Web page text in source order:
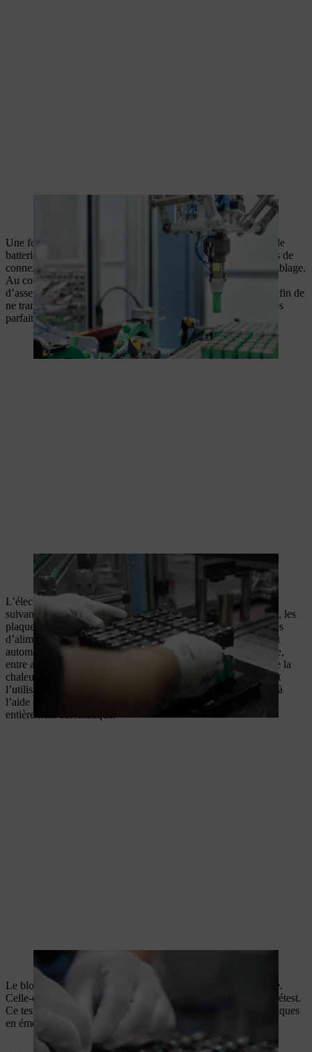
Un robot est utilisé pour un assemblage précis dans les porte-
Une fois que le porte-cellule inférieur a été rempli de cellules de
batterie, le porte-cellule supérieur également équipé de plaques de
connexion des cellules est mis en place dans la station d’assemblage.
Au cours de cette étape de fabrication des batteries, la station
d’assemblage mesure automatiquement la force et la distance afin de
ne transmettre à la suite de la production que des blocs-batteries
parfaitement assemblés.
Le porte-cellule supérieur est mis en place dans la station
d’assemblage.
L’électronique principale et les capteurs sont montés à l’étape
suivante de la fabrication des batteries. Dans un premier temps, les
plaques déflectrices sont soudées avec les sertissages des câbles
d’alimentation de l’électronique dans un processus entièrement
automatique et de haute précision. Des capteurs de température,
entre autres, sont montés pour réguler la batterie en fonction de la
chaleur afin d’éviter les dommages dus à la surchauffe pendant
l’utilisation. Ensuite, les prises moyenne tension sont montées à
l’aide d’un modèle breveté et également soudées de manière
entièrement automatique.
L’électronique principale et les capteurs sont montés.
Le bloc-batterie est maintenant équipé de l’unité de commande.
Celle-ci est d’abord branchée et câblée avant l’exécution du prétest.
Ce test vérifie le bon fonctionnement des composants électroniques
en émettant un bip.